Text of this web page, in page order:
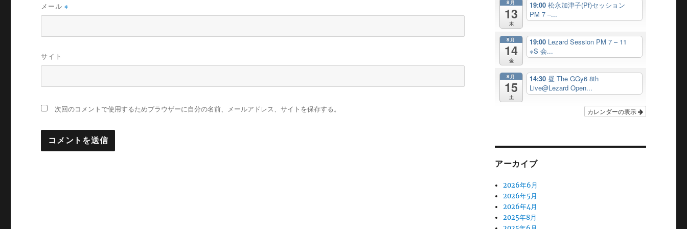
メール※
サイト
次回のコメントで使用するためブラウザーに自分の名前、メールアドレス、サイトを保存する。
8月
13
木
19:00松永加津子(Pf)セッション
PM 7 –...
8月
14
金
19:00 Lezard Session PM 7 – 11
※S 会...
8月
15
土
14:30昼 The GGy6 8th
Live@Lezard Open...
カレンダーの表示
アーカイブ
2026年6月
2026年5月
2026年4月
2025年8月